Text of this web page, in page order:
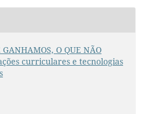
O QUE NÃO
curriculares e tecnologias